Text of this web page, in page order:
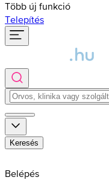
Több új funkció
Telepítés
Keresés
Belépés